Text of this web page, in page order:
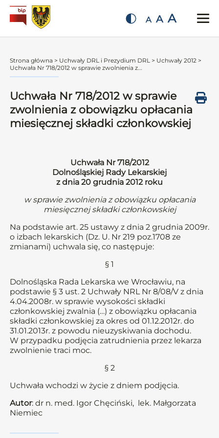
A A A
Strona główna > Uchwały DRL i Prezydium DRL > Uchwały 2012 >
Uchwała Nr 718/2012 w sprawie zwolnienia z...
Uchwała Nr 718/2012 w sprawie
zwolnienia z obowiązku opłacania
miesięcznej składki członkowskiej
Uchwała Nr 718/2012
Dolnośląskiej Rady Lekarskiej
z dnia 20 grudnia 2012 roku
w sprawie zwolnienia z obowiązku opłacania
miesięcznej składki członkowskiej
Na podstawie art. 25 ustawy z dnia 2 grudnia 2009r.
o izbach lekarskich (Dz. U. Nr 219 poz.1708 ze
zmianami) uchwala się, co następuje:
§ 1
Dolnośląska Rada Lekarska we Wrocławiu, na
podstawie § 3 ust. 2 Uchwały NRL Nr 8/08/V z dnia
4.04.2008r. w sprawie wysokości składki
członkowskiej zwalnia (…) z obowiązku opłacania
składki członkowskiej za okres od 01.12.2012r. do
31.01.2013r. z powodu nieuzyskiwania dochodu.
W przypadku podjęcia zatrudnienia przez lekarza
zwolnienie traci moc.
§ 2
Uchwała wchodzi w życie z dniem podjęcia.
Autor: dr n. med. Igor Chęciński, lek. Małgorzata
Niemiec